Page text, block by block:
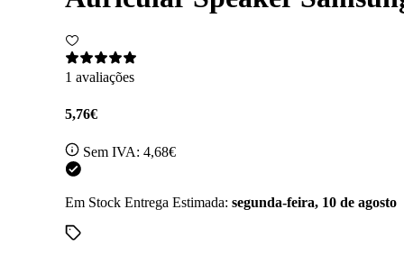
1 avaliações
5,76€
Sem IVA: 4,68€
Em Stock Entrega Estimada: segunda-feira, 10 de agosto